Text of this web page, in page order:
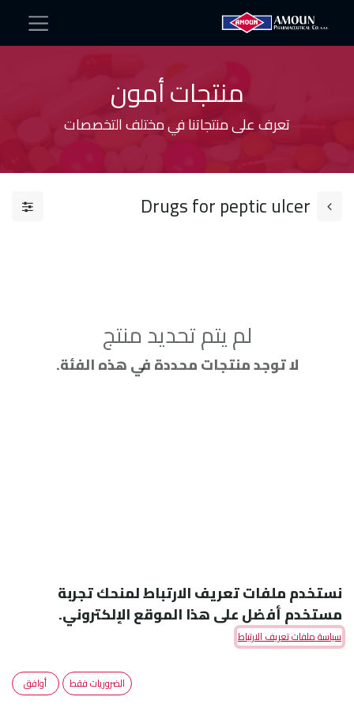
منتجات أمون
تعرف على منتجاتنا في مختلف التخصصات
Drugs for peptic ulcer
لم يتم تحديد منتج
لا توجد منتجات محددة في هذه الفئة.
Amoun Pharmaceutical Co. S.A.E
نستخدم ملفات تعريف الارتباط لمنحك تجربة
مستخدم أفضل على هذا الموقع الإلكتروني.
سياسة ملفات تعريف الارتباط
الضروريات فقط أوافق